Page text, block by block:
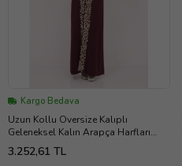
Kargo Bedava
Uzun Kollu Oversize Kalıplı
Geleneksel Kalın Arapça Harfları
Nakışlı Kadın Geniş Abaya M-3XL
C100032
3.252,61 TL